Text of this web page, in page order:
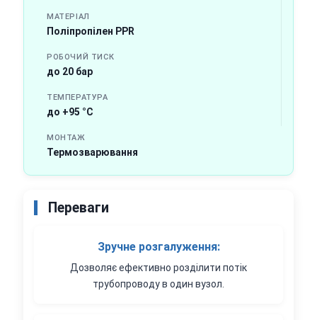
МАТЕРІАЛ
Поліпропілен PPR
РОБОЧИЙ ТИСК
до 20 бар
ТЕМПЕРАТУРА
до +95 °C
МОНТАЖ
Термозварювання
Переваги
Зручне розгалуження:
Дозволяє ефективно розділити потік
трубопроводу в один вузол.